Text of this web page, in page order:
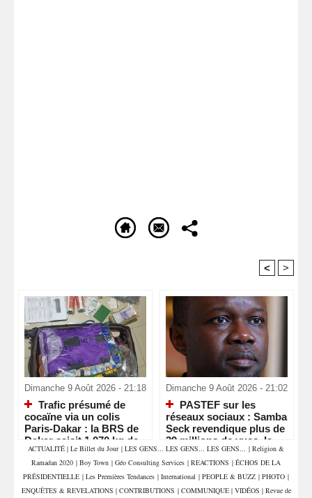
< >
Dimanche 9 Août 2026 - 21:18
Trafic présumé de
cocaïne via un colis
Paris-Dakar : la BRS de
Dakar saisit 1,070 kg de
drogue et interpelle deux
commerçants
Dimanche 9 Août 2026 - 21:02
PASTEF sur les
réseaux sociaux : Samba
Seck revendique plus de
39 millions de vues, la «
machine » numérique de
Sonko en pleine
accélération
ACTUALITÉ | Le Billet du Jour | LES GENS... LES GENS... LES GENS... | Religion &
Ramadan 2020 | Boy Town | Géo Consulting Services | REACTIONS | ÉCHOS DE LA
PRÉSIDENTIELLE | Les Premières Tendances | International | PEOPLE & BUZZ | PHOTO |
ENQUÊTES & REVELATIONS | CONTRIBUTIONS | COMMUNIQUE | VIDÉOS | Revue de